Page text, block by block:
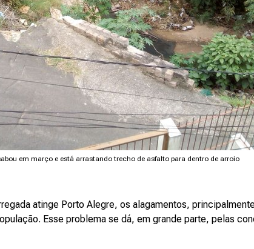
em março e está arrastando trecho de asfalto para dentro de arroio
atinge Porto Alegre, os alagamentos,
Esse problema se dá, em grande parte, pelas